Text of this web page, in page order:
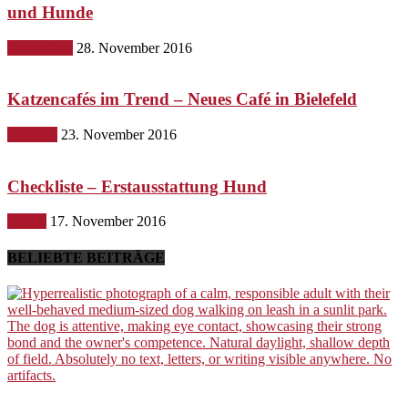
und Hunde
28. November 2016
Katzencafés im Trend – Neues Café in Bielefeld
23. November 2016
Checkliste – Erstausstattung Hund
17. November 2016
BELIEBTE BEITRÄGE